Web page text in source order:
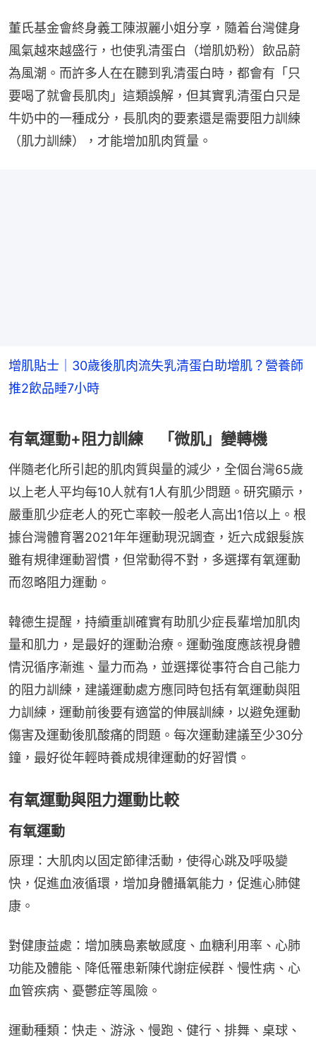
董氏基金會終身義工陳淑麗小姐分享，隨着台灣健身
風氣越來越盛行，也使乳清蛋白（增肌奶粉）飲品蔚
為風潮。而許多人在在聽到乳清蛋白時，都會有「只
要喝了就會長肌肉」這類誤解，但其實乳清蛋白只是
牛奶中的一種成分，長肌肉的要素還是需要阻力訓練
（肌力訓練），才能增加肌肉質量。
增肌貼士｜30歲後肌肉流失乳清蛋白助增肌？營養師
推2飲品睡7小時
有氧運動+阻力訓練 「微肌」變轉機
伴隨老化所引起的肌肉質與量的減少，全個台灣65歲
以上老人平均每10人就有1人有肌少問題。研究顯示，
嚴重肌少症老人的死亡率較一般老人高出1倍以上。根
據台灣體育署2021年年運動現況調查，近六成銀髮族
雖有規律運動習慣，但常動得不對，多選擇有氧運動
而忽略阻力運動。
韓德生提醒，持續重訓確實有助肌少症長輩增加肌肉
量和肌力，是最好的運動治療。運動強度應該視身體
情況循序漸進、量力而為，並選擇從事符合自己能力
的阻力訓練，建議運動處方應同時包括有氧運動與阻
力訓練，運動前後要有適當的伸展訓練，以避免運動
傷害及運動後肌酸痛的問題。每次運動建議至少30分
鐘，最好從年輕時養成規律運動的好習慣。
有氧運動與阻力運動比較
有氧運動
原理：大肌肉以固定節律活動，使得心跳及呼吸變
快，促進血液循環，增加身體攝氧能力，促進心肺健
康。
對健康益處：增加胰島素敏感度、血糖利用率、心肺
功能及體能、降低罹患新陳代謝症候群、慢性病、心
血管疾病、憂鬱症等風險。
運動種類：快走、游泳、慢跑、健行、排舞、桌球、